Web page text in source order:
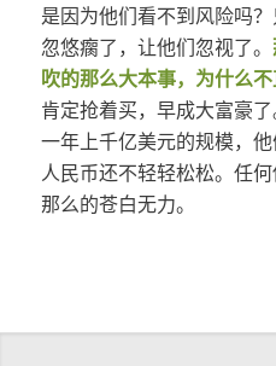
是因为他们看不到风险吗
忽悠瘸了，让他们忽视了。
吹的那么大本事，为什么不
肯定抢着买，早成大富豪
一年上千亿美元的规模，
人民币还不轻轻松松。任
那么的苍白无力。